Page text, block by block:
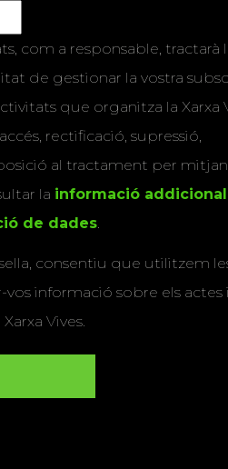
com a responsable, tractarà
de gestionar la vostra
que organitza la Xarxa
rectificació, supressió,
al tractament per
la informació
de dades.
consentiu que utilitzem
informació sobre els actes i
Vives.